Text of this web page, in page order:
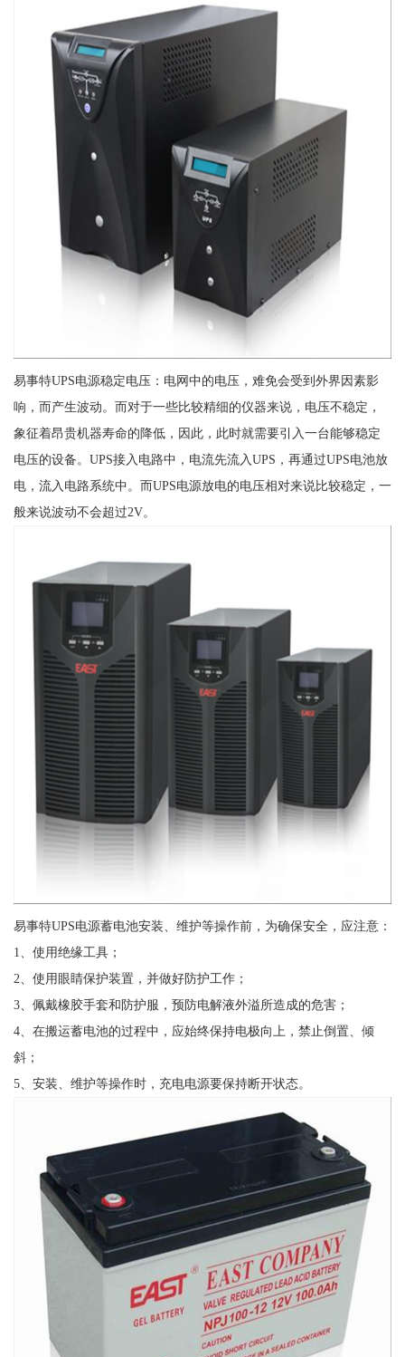
易事特UPS电源稳定电压：电网中的电压，难免会受到外界因素影
响，而产生波动。而对于一些比较精细的仪器来说，电压不稳定，
象征着昂贵机器寿命的降低，因此，此时就需要引入一台能够稳定
电压的设备。UPS接入电路中，电流先流入UPS，再通过UPS电池放
电，流入电路系统中。而UPS电源放电的电压相对来说比较稳定，一
般来说波动不会超过2V。
易事特UPS电源蓄电池安装、维护等操作前，为确保安全，应注意：
1、使用绝缘工具；
2、使用眼睛保护装置，并做好防护工作；
3、佩戴橡胶手套和防护服，预防电解液外溢所造成的危害；
4、在搬运蓄电池的过程中，应始终保持电极向上，禁止倒置、倾
斜；
5、安装、维护等操作时，充电电源要保持断开状态。